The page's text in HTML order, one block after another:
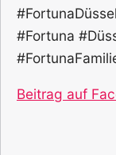
#Fortuna
Beitrag auf